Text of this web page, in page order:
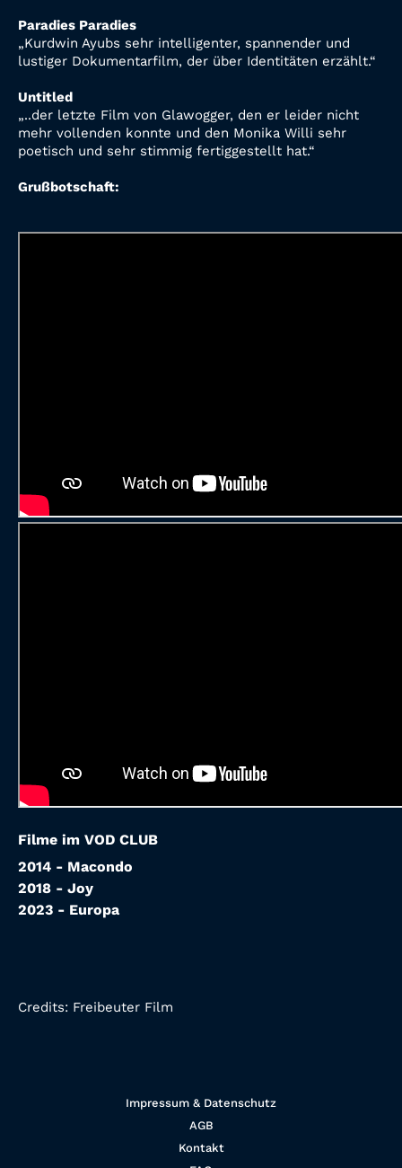
Paradies Paradies
„Kurdwin Ayubs sehr intelligenter, spannender und
lustiger Dokumentarfilm, der über Identitäten erzählt.“
Untitled
„..der letzte Film von Glawogger, den er leider nicht
mehr vollenden konnte und den Monika Willi sehr
poetisch und sehr stimmig fertiggestellt hat.“
Grußbotschaft:
Filme im VOD CLUB
2014 - Macondo
2018 - Joy
2023 - Europa
Credits: Freibeuter Film
Impressum & Datenschutz
AGB
Kontakt